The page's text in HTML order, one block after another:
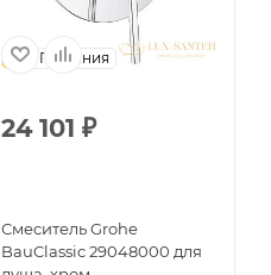
Германия
24 101 ₽
Смеситель Grohe
BauClassic 29048000 для